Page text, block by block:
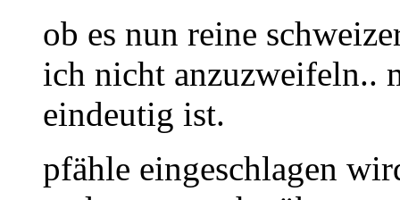
ob es nun reine
ich nicht anzuzweifeln..
eindeutig ist.
pfähle eingeschlagen